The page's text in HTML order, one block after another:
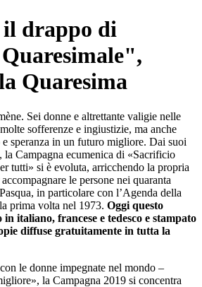
il drappo di
Quaresima
Sei donne e altrettante valigie nelle
sofferenze e ingiustizie, ma anche
speranza in un futuro migliore. Dai suoi
la Campagna ecumenica di «Sacrificio
tutti» si è evoluta, arricchendo la propria
le persone nei quaranta
in particolare con l’Agenda della
prima volta nel 1973. Oggi questo
italiano, francese e tedesco e stampato
diffuse gratuitamente in tutta la
le donne impegnate nel mondo –
la Campagna 2019 si concentra